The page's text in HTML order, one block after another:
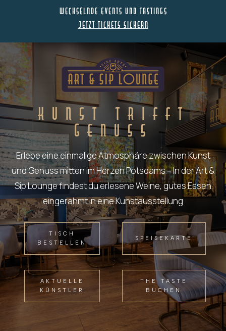
Wechselnde Events und Tastings
Jetzt tickets sichern
KUNST TRIFFT
GENUSS
Erlebe eine einmalige Atmosphäre zwischen Kunst
und Genuss mitten im Herzen Potsdams – In der Art &
Sip Lounge findest du erlesene Weine, gutes Essen
eingerahmt in eine Kunstausstellung
TISCH
BESTELLEN
SPEISEKARTE
AKTUELLE
KÜNSTLER
THE TASTE
BUCHEN